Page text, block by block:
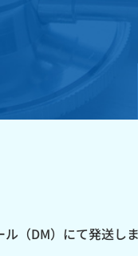
（DM）にて発送しま